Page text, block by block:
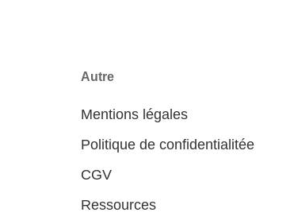
Autre
Mentions légales
Politique de confidentialitée
CGV
Ressources